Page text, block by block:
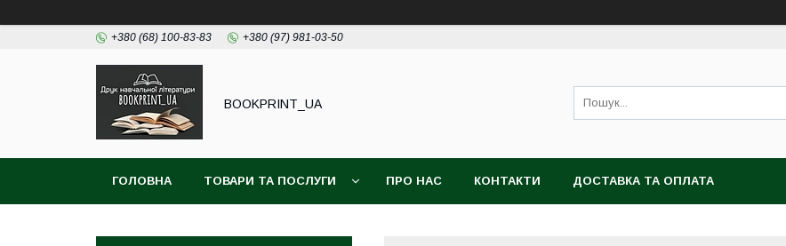
+380 (68) 100-83-83 +380 (97) 981-03-50
BOOKPRINT_UA
ГОЛОВНА ТОВАРИ ТА ПОСЛУГИ ПРО НАС КОНТАКТИ ДОСТАВКА ТА ОПЛАТА